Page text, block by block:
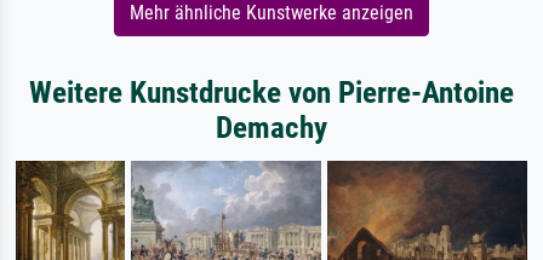
Mehr ähnliche Kunstwerke anzeigen
Weitere Kunstdrucke von Pierre-Antoine
Demachy